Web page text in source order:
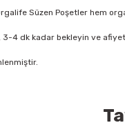
Süzen Poşetler hem
3-4 dk kadar bekleyin ve
konularda yetersiz